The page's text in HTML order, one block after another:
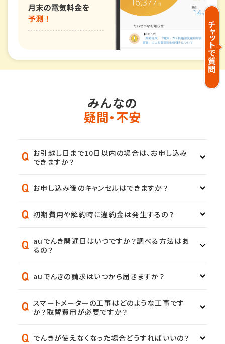
みんなの
疑問・不安
お引越し日まで10日以内の場合は、お申し込み
できますか？
お申し込み後のキャンセルはできますか？
初期費用や解約時に違約金は発生するの？
auでんき開通日はいつですか？調べる方法はあ
るの？
auでんきの請求はいつから届きますか？
スマートメーターの工事はどのような工事です
か？取替費用が必要ですか？
でんきが使えなくなった場合どうすればいいの？